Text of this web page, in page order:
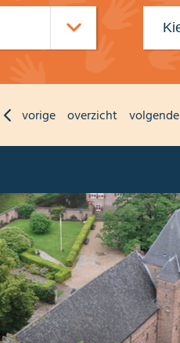
vorige overzicht volgende